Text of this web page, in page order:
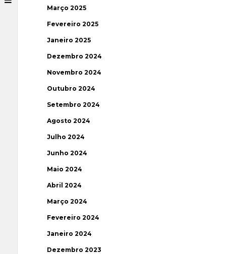
Março 2025
Fevereiro 2025
Janeiro 2025
Dezembro 2024
Novembro 2024
Outubro 2024
Setembro 2024
Agosto 2024
Julho 2024
Junho 2024
Maio 2024
Abril 2024
Março 2024
Fevereiro 2024
Janeiro 2024
Dezembro 2023